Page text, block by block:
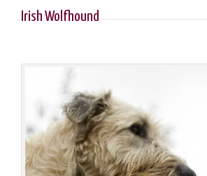
Irish Wolfhound